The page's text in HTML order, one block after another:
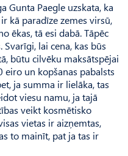
Gunta Paegle uzskata, ka
kā paradīze zemes virsū,
ēkas, tā esi dabā. Tāpēc
lai cena, kas būs
būtu cilvēku maksātspējai
eiro un kopšanas pabalsts
ja summa ir lielāka, tas
viesu namu, ja tajā
veikt kosmētisko
vietas ir aizņemtas,
to mainīt, pat ja tas ir